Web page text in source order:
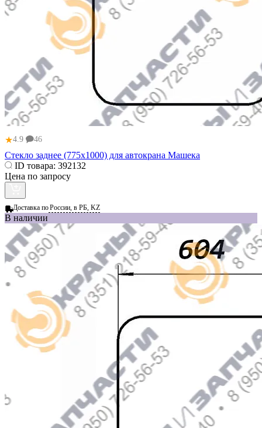
★4.9 46
Стекло заднее (775х1000) для автокрана Машека
ID товара: 392132
Цена по запросу
Доставка поРоссии, в РБ, KZ
В наличии